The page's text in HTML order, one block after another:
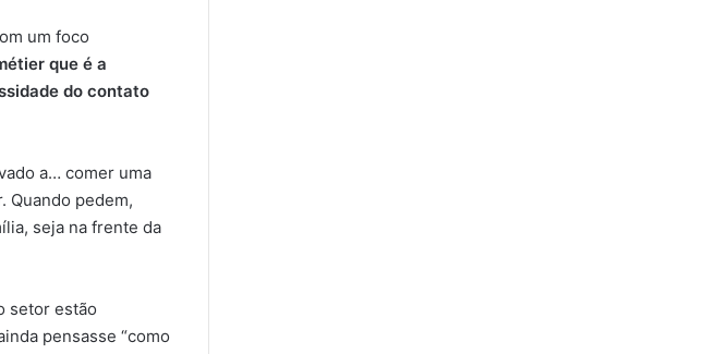
um foco
que é a
do contato
a… comer uma
Quando pedem,
seja na frente da
setor estão
pensasse “como